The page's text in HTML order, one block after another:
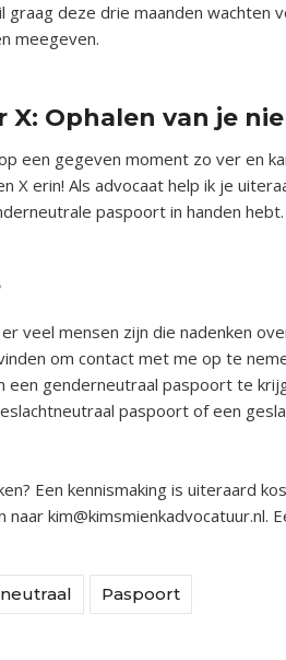
graag deze drie maanden
meegeven.
X: Ophalen van je
een gegeven moment zo ver en
X erin! Als advocaat help ik je
paspoort in handen hebt.
veel mensen zijn die nadenken
om contact met me op te
een genderneutraal paspoort te
paspoort of een
Een kennismaking is uiteraard
naarkim@kimsmienkadvocatuur.nl.
Paspoort